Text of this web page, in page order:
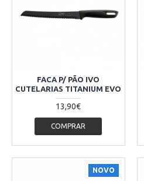
FACA P/ PÃO IVO
CUTELARIAS TITANIUM EVO
13,90€
COMPRAR
NOVO